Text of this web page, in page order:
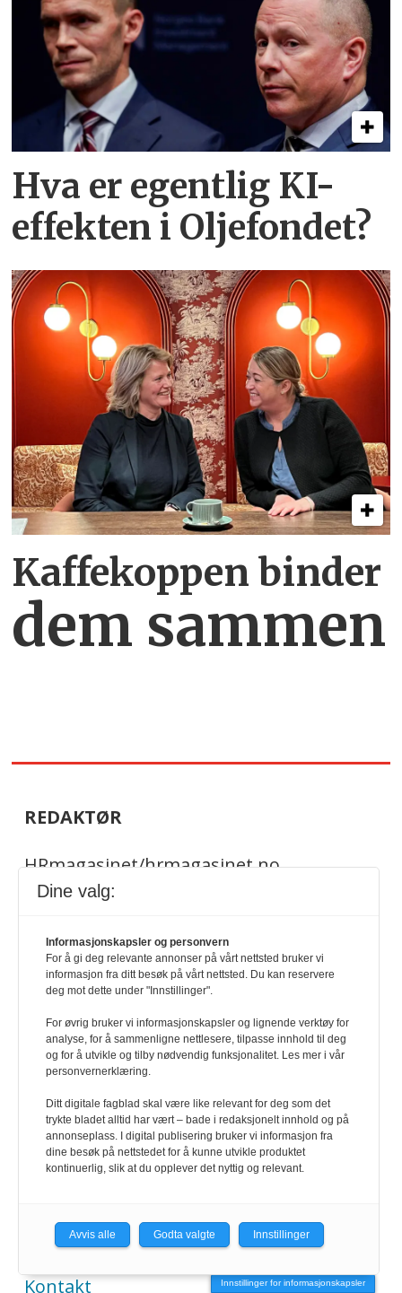
Hva er egentlig KI-
effekten i Oljefondet?
Kaffekoppen binder
dem sammen
REDAKTØR
HRmagasinet/hrmagasinet.no
901 98 440
KONTAKT
redaksjonen@hrmagasinet.no
annonse@hrmagasinet.no
abonnement@hrmagasinet.no
SNARVEIER
Kontakt
Innstillinger for informasjonskapsler
Dine valg:
Informasjonskapsler og personvern
For å gi deg relevante annonser på vårt nettsted bruker vi
informasjon fra ditt besøk på vårt nettsted. Du kan reservere
deg mot dette under "Innstillinger".
For øvrig bruker vi informasjonskapsler og lignende verktøy for
analyse, for å sammenligne nettlesere, tilpasse innhold til deg
og for å utvikle og tilby nødvendig funksjonalitet. Les mer i vår
personvernerklæring.
Ditt digitale fagblad skal være like relevant for deg som det
trykte bladet alltid har vært – bade i redaksjonelt innhold og på
annonseplass. I digital publisering bruker vi informasjon fra
dine besøk på nettstedet for å kunne utvikle produktet
kontinuerlig, slik at du opplever det nyttig og relevant.
Avvis alle Godta valgte Innstillinger